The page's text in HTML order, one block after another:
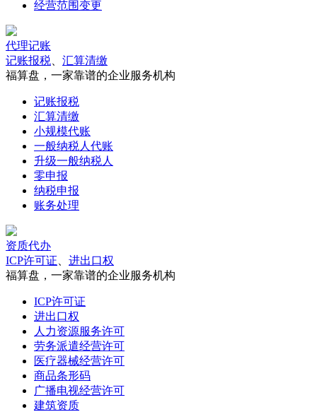
经营范围变更
代理记账
记账报税
汇算清缴
福算盘，一家靠谱的企业服务机构
记账报税
汇算清缴
小规模代账
一般纳税人代账
升级一般纳税人
零申报
纳税申报
账务处理
资质代办
ICP许可证
进出口权
福算盘，一家靠谱的企业服务机构
ICP许可证
进出口权
人力资源服务许可
劳务派遣经营许可
医疗器械经营许可
商品条形码
广播电视经营许可
建筑资质